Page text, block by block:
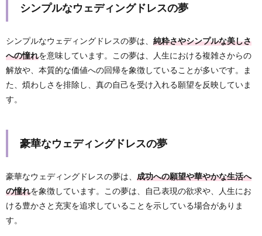
シンプルなウェディングドレスの夢
シンプルなウェディングドレスの夢は、 純粋さやシンプルな美しさ
への憧れを意味しています。この夢は、人生における複雑さからの
解放や、本質的な価値への回帰を象徴していることが多いです。ま
た、煩わしさを排除し、真の自己を受け入れる願望を反映していま
す。
豪華なウェディングドレスの夢
豪華なウェディングドレスの夢は、 成功への願望や華やかな生活へ
の憧れを象徴しています。この夢は、自己表現の欲求や、人生にお
ける豊かさと充実を追求していることを示している場合がありま
す。